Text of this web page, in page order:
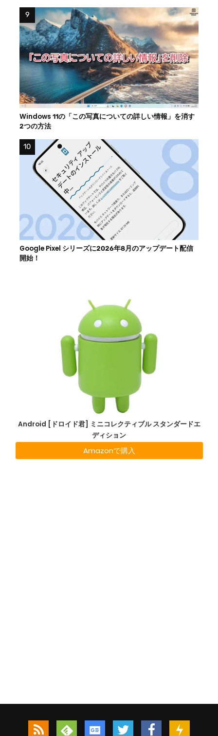
Windows 11の「この写真についての詳しい情報」を消す
2つの方法
Google Pixel シリーズに2026年8月のアップデート配信
開始！
Android [ドロイド君] ミニコレクティブル スタンダードエ
ディション
Amazonで購入